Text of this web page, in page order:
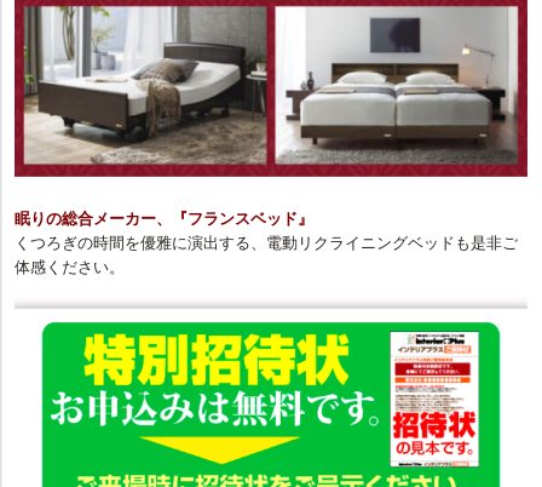
眠りの総合メーカー、『フランスベッド』
くつろぎの時間を優雅に演出する、電動リクライニングベッドも是非ご
体感ください。